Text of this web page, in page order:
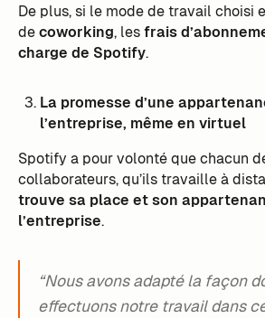
De plus, si le mode de travail choisi
decoworking, lesfrais
charge de Spotify.
La promesse d’une
l’entreprise, même en virtuel
Spotify a pour volonté que chacun
collaborateurs, qu’ils travaille à
trouve sa place et son
l’entreprise.
“Nous avons adapté la façon
effectuons notre travail dans